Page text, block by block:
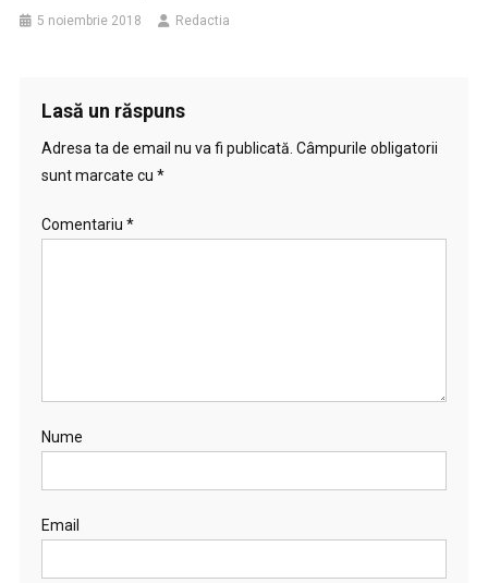
5 noiembrie 2018 Redactia
Lasă un răspuns
Adresa ta de email nu va fi publicată. Câmpurile obligatorii
sunt marcate cu *
Comentariu *
Nume
Email